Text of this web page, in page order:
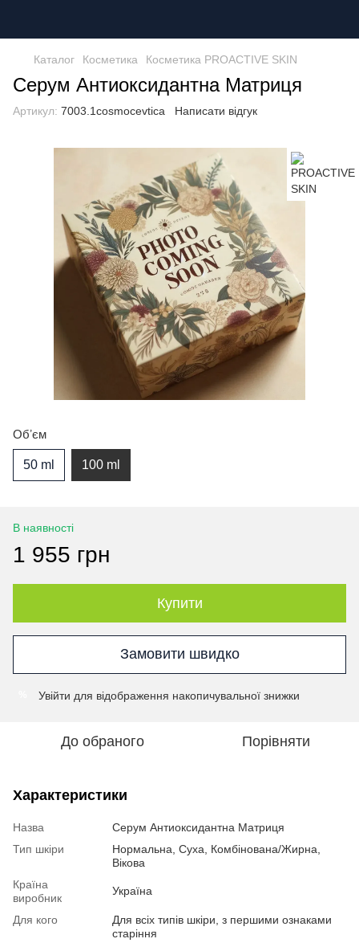
Каталог Косметика Косметика PROACTIVE SKIN
Серум Антиоксидантна Матриця
Артикул: 7003.1cosmocevtica Написати відгук
Обʼєм
50 ml 100 ml
В наявності
1 955 грн
Купити
Замовити швидко
Увійти для відображення накопичувальної знижки
До обраного Порівняти
Характеристики
Назва
Серум Антиоксидантна Матриця
Тип шкіри
Нормальна, Суха, Комбінована/Жирна,
Вікова
Країна
виробник
Україна
Для кого
Для всіх типів шкіри, з першими ознаками
старіння